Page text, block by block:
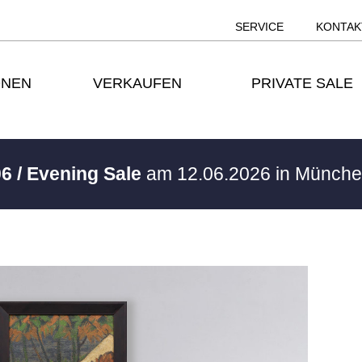
SERVICE
VERKAUFEN PRIVATE SALE
/ Evening Sale am 12.06.2026 in